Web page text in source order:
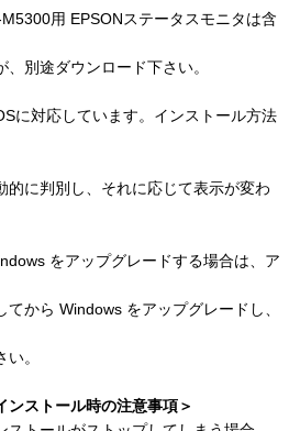
用 EPSONステータスモニタは含
別途ダウンロード下さい。
に対応しています。インストール方法
に判別し、それに応じて表示が変わ
をアップグレードする場合は、ア
から Windows をアップグレードし、
。
ンストール時の注意事項＞